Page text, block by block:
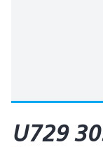
U729